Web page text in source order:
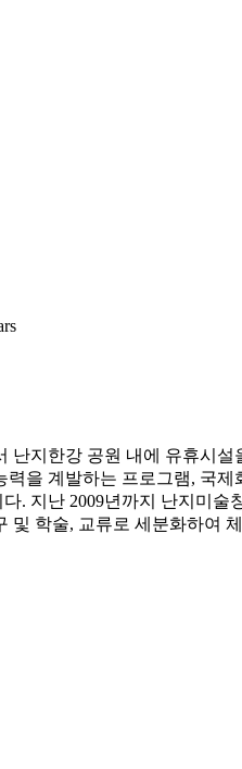
지한강 공원 내에 유휴시
을 계발하는 프로그램, 국
. 지난 2009년까지 난지미
및 학술, 교류로 세분화하여